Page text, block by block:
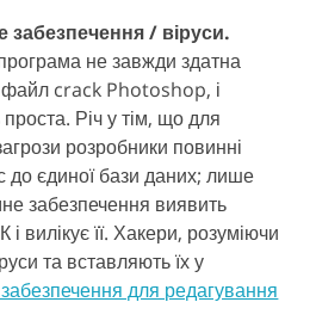
/ віруси.
не завжди здатна
файл crack Photoshop, і
Річ у тім, що для
розробники повинні
до єдиної бази даних; лише
забезпечення виявить
вилікує її. Хакери, розуміючи
та вставляють їх у
для редагування